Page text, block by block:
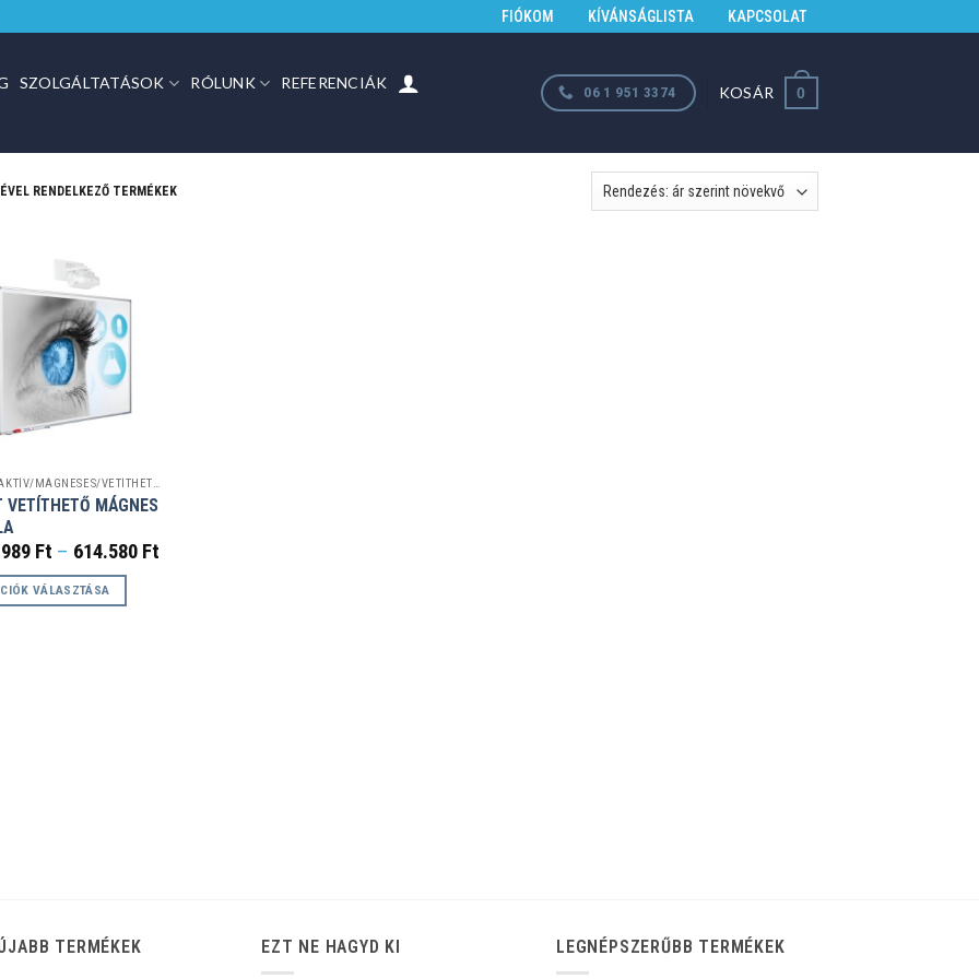
FIÓKOM KÍVÁNSÁGLISTA KAPCSOLAT
SZOLGÁLTATÁSOK RÓLUNK REFERENCIÁK 06 1 951 3374 KOSÁR 0
RENDELKEZŐ TERMÉKEK
INTERAKTÍV/MÁGNESES/VETÍTHETŐ TÁBLÁK
VETÍTHETŐ MÁGNES
Ft – 614.580 FtÁrtartomány:
VÁLASZTÁSA
TERMÉKEK EZT NE HAGYD KI LEGNÉPSZERŰBB TERMÉKEK